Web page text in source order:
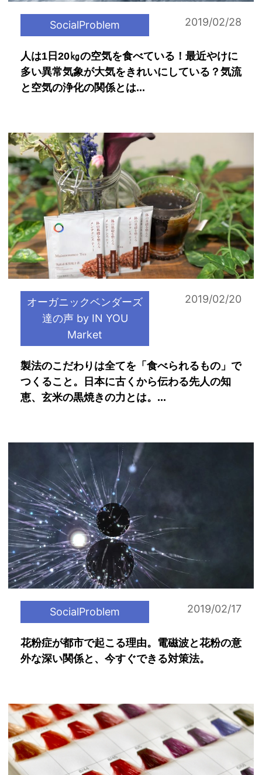
SocialProblem 2019/02/28
人は1日20㎏の空気を食べている！最近やけに
多い異常気象が大気をきれいにしている？気流
と空気の浄化の関係とは...
オーガニックベンダーズ
達の声 by IN YOU
Market
2019/02/20
製法のこだわりは全てを「食べられるもの」で
つくること。日本に古くから伝わる先人の知
恵、玄米の黒焼きの力とは。...
SocialProblem 2019/02/17
花粉症が都市で起こる理由。電磁波と花粉の意
外な深い関係と、今すぐできる対策法。